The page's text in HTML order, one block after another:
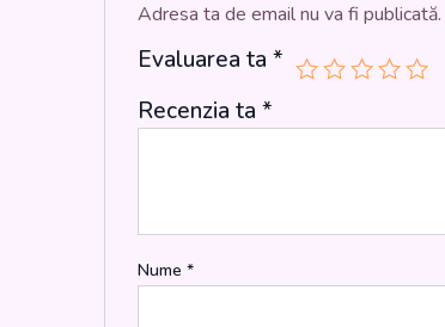
Adresa ta de email nu va fi publicată.
Evaluarea ta *
Recenzia ta *
Nume *